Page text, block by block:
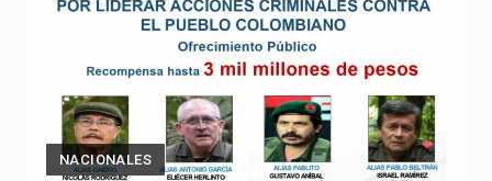
NACIONALES